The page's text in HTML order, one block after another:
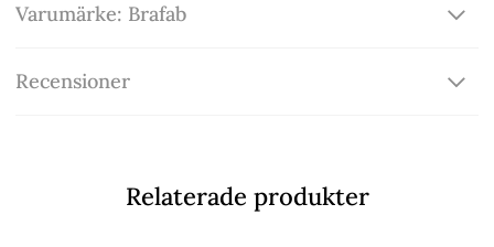
Varumärke: Brafab
Recensioner
Relaterade produkter